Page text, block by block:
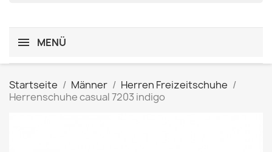
MENÜ
Startseite Männer
Herren Freizeitschuhe
Herrenschuhe casual 7203 indigo